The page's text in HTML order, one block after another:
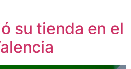
su tienda en el